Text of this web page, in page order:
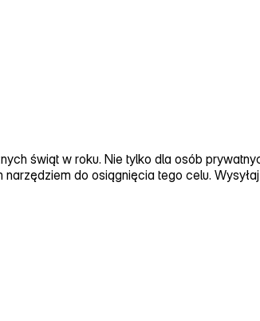
świąt w roku. Nie tylko dla osób
narzędziem do osiągnięcia tego celu.